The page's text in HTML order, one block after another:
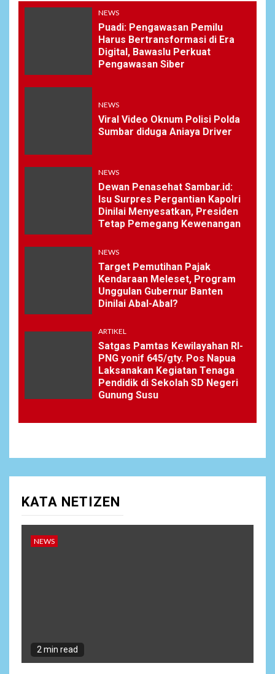
NEWS
Puadi: Pengawasan Pemilu
Harus Bertransformasi di Era
Digital, Bawaslu Perkuat
Pengawasan Siber
NEWS
Viral Video Oknum Polisi Polda
Sumbar diduga Aniaya Driver
NEWS
Dewan Penasehat Sambar.id:
Isu Surpres Pergantian Kapolri
Dinilai Menyesatkan, Presiden
Tetap Pemegang Kewenangan
NEWS
Target Pemutihan Pajak
Kendaraan Meleset, Program
Unggulan Gubernur Banten
Dinilai Abal-Abal?
ARTIKEL
Satgas Pamtas Kewilayahan RI-
PNG yonif 645/gty. Pos Napua
Laksanakan Kegiatan Tenaga
Pendidik di Sekolah SD Negeri
Gunung Susu
KATA NETIZEN
NEWS
2 min read